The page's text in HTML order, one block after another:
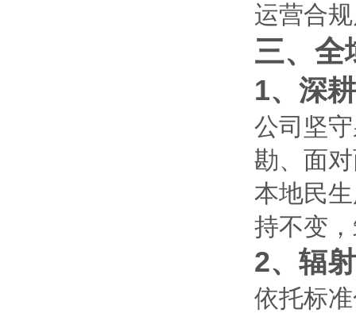
运营合
三、全
1、深
公司坚
勘、面
本地民
持不变
2、辐
依托标